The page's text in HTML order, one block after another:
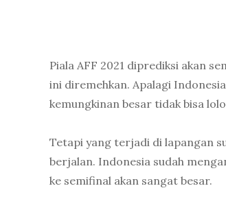
Piala AFF 2021 diprediksi akan
ini diremehkan. Apalagi
kemungkinan besar tidak bisa
Tetapi yang terjadi di lapangan
berjalan. Indonesia sudah
ke semifinal akan sangat besar.